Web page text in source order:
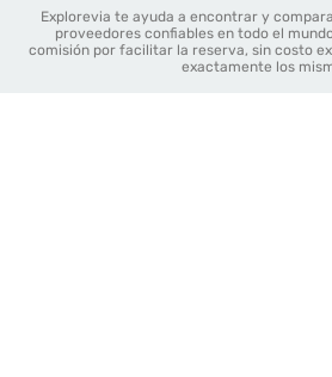
Explorevia te ayuda a encontrar y
proveedores confiables en todo el
comisión por facilitar la reserva, sin costo
exactamente los